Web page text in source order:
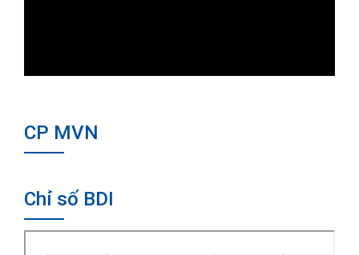
CP MVN
Chỉ số BDI